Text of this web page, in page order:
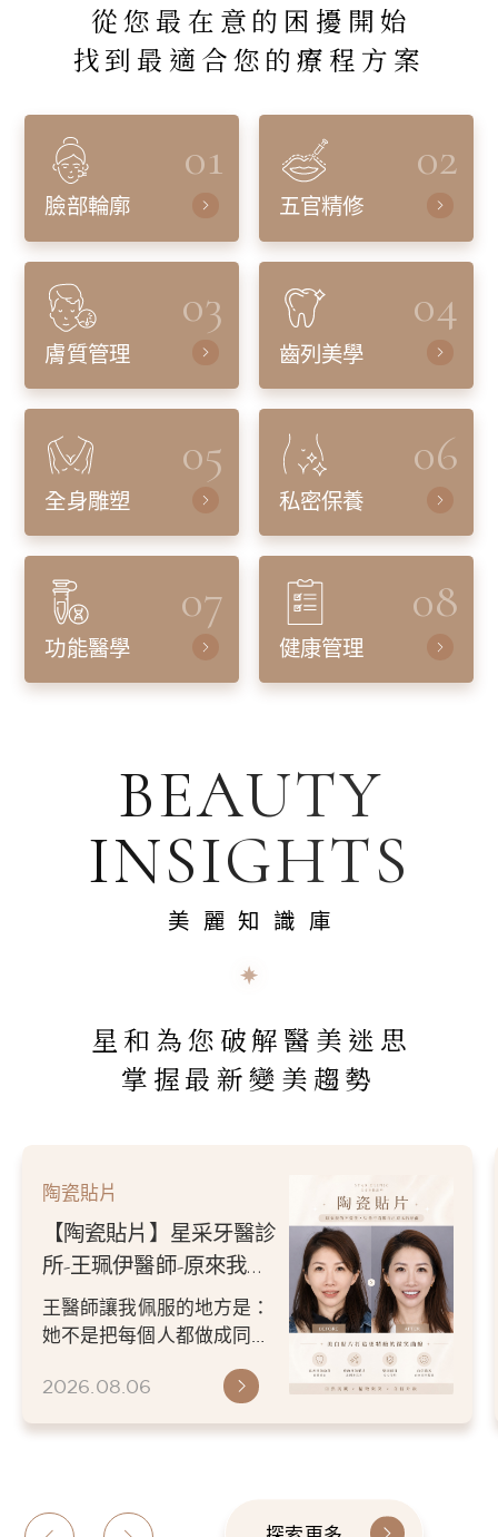
從您最在意的困擾開始
找到最適合您的療程方案
01
臉部輪廓
02
五官精修
03
膚質管理
04
齒列美學
05
全身雕塑
06
私密保養
07
功能醫學
08
健康管理
BEAUTY
INSIGHTS
美麗知識庫
星和為您破解醫美迷思
掌握最新變美趨勢
陶瓷貼片
【陶瓷貼片】星采牙醫診
所-王珮伊醫師-原來我的
不愛笑，只是不喜歡自己
原本的牙齒
王醫師讓我佩服的地方是：
她不是把每個人都做成同一
更適合自己的樣子。 現...
2026.08.06